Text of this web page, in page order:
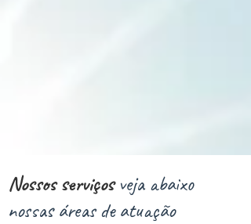
Nossos serviçosveja abaixo
nossas áreas de atuação